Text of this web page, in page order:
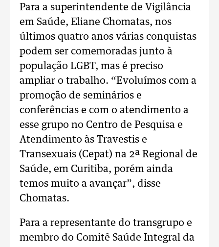
Para a superintendente de Vigilância
em Saúde, Eliane Chomatas, nos
últimos quatro anos várias conquistas
podem ser comemoradas junto à
população LGBT, mas é preciso
ampliar o trabalho. “Evoluímos com a
promoção de seminários e
conferências e com o atendimento a
esse grupo no Centro de Pesquisa e
Atendimento às Travestis e
Transexuais (Cepat) na 2ª Regional de
Saúde, em Curitiba, porém ainda
temos muito a avançar”, disse
Chomatas.
Para a representante do transgrupo e
membro do Comitê Saúde Integral da